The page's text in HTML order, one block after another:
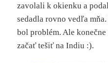
zavolali k okienku a
sedadla rovno vedľa
bol problém. Ale
začať tešiť na Indiu :).